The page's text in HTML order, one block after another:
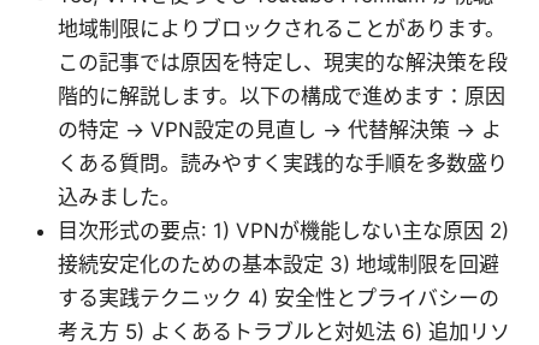
地域制限によりブロックされることがあります。
この記事では原因を特定し、現実的な解決策を段
階的に解説します。以下の構成で進めます：原因
の特定 → VPN設定の見直し → 代替解決策 → よ
くある質問。読みやすく実践的な手順を多数盛り
込みました。
目次形式の要点: 1) VPNが機能しない主な原因 2)
接続安定化のための基本設定 3) 地域制限を回避
する実践テクニック 4) 安全性とプライバシーの
考え方 5) よくあるトラブルと対処法 6) 追加リソ